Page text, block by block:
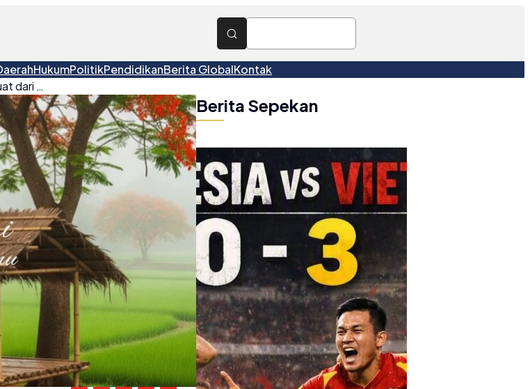
HukumPolitikPendidikanBerita GlobalKontak
Tiga Jari Menunjuk ke Diri Sendiri: Pesan Kuat dari Puisi Edy Sukardi”
Berita Sepekan